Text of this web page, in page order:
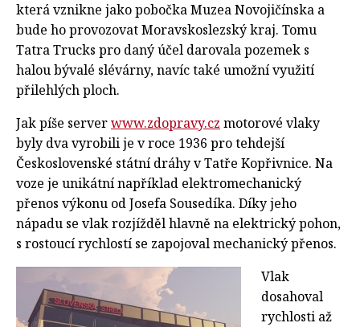
která vznikne jako pobočka Muzea Novojičínska a
bude ho provozovat Moravskoslezský kraj. Tomu
Tatra Trucks pro daný účel darovala pozemek s
halou bývalé slévárny, navíc také umožní využití
přilehlých ploch.
Jak píše serverwww.zdopravy.cz motorové vlaky
byly dva vyrobili je v roce 1936 pro tehdejší
Československé státní dráhy v Tatře Kopřivnice. Na
voze je unikátní například elektromechanický
přenos výkonu od Josefa Sousedíka. Díky jeho
nápadu se vlak rozjížděl hlavně na elektrický pohon,
s rostoucí rychlostí se zapojoval mechanický přenos.
Vlak
dosahoval
rychlosti až